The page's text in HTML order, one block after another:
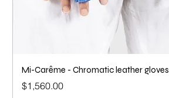
Mi-Carême - Chromatic leather gloves
Price
$1,560.00